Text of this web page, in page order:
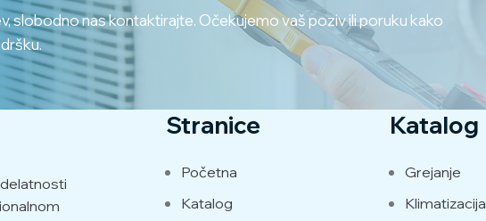
slobodno nas kontaktirajte. Očekujemo vaš poziv ili poruku kako
delatnosti
Stranice
Početna
Katalog
Katalog
Grejanje
Klimatizacija